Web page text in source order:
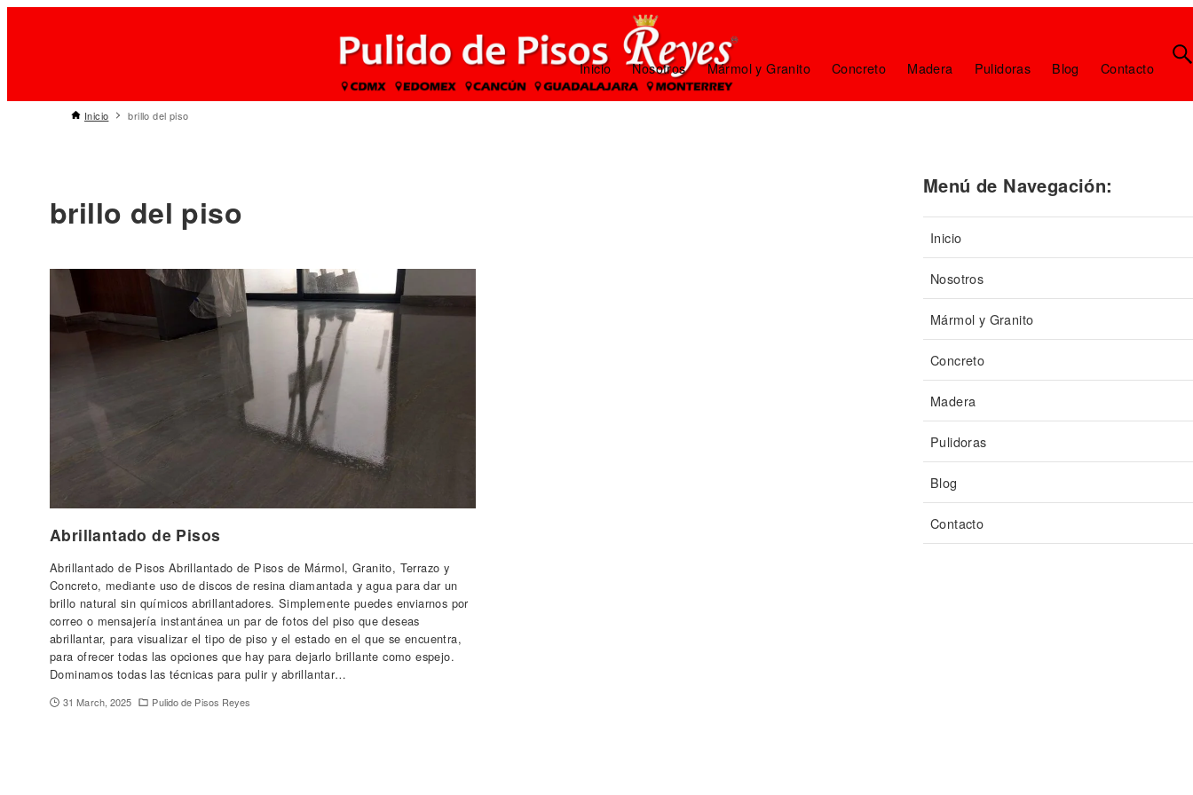
Inicio Nosotros Mármol y Granito Concreto Madera Pulidoras Blog Contacto
Inicio brillo del piso
brillo del piso
Abrillantado de Pisos
Abrillantado de Pisos Abrillantado de Pisos de Mármol, Granito, Terrazo y
Concreto, mediante uso de discos de resina diamantada y agua para dar un
brillo natural sin químicos abrillantadores. Simplemente puedes enviarnos por
correo o mensajería instantánea un par de fotos del piso que deseas
abrillantar, para visualizar el tipo de piso y el estado en el que se encuentra,
para ofrecer todas las opciones que hay para dejarlo brillante como espejo.
Dominamos todas las técnicas para pulir y abrillantar…
31 March, 2025 Pulido de Pisos Reyes
Menú de Navegación:
Inicio
Nosotros
Mármol y Granito
Concreto
Madera
Pulidoras
Blog
Contacto